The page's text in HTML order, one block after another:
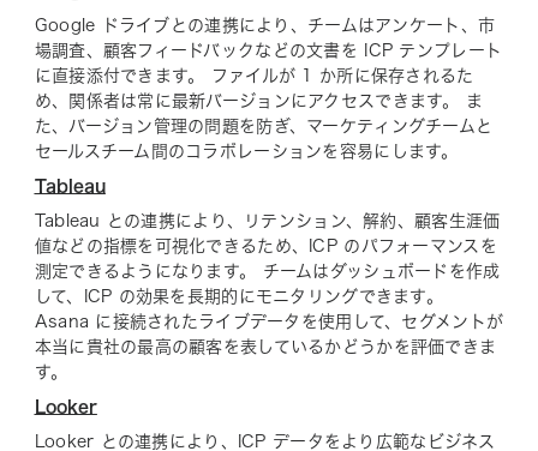
Google ドライブとの連携により、チームはアンケート、市
場調査、顧客フィードバックなどの文書を ICP テンプレート
に直接添付できます。 ファイルが 1 か所に保存されるた
め、関係者は常に最新バージョンにアクセスできます。 ま
た、バージョン管理の問題を防ぎ、マーケティングチームと
セールスチーム間のコラボレーションを容易にします。
Tableau
Tableau との連携により、リテンション、解約、顧客生涯価
値などの指標を可視化できるため、ICP のパフォーマンスを
測定できるようになります。 チームはダッシュボードを作成
して、ICP の効果を長期的にモニタリングできます。
Asana に接続されたライブデータを使用して、セグメントが
本当に貴社の最高の顧客を表しているかどうかを評価できま
す。
Looker
Looker との連携により、ICP データをより広範なビジネス